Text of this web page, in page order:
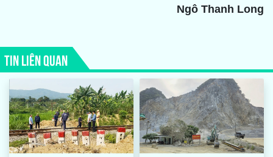
Ngô Thanh Long
TIN LIÊN QUAN